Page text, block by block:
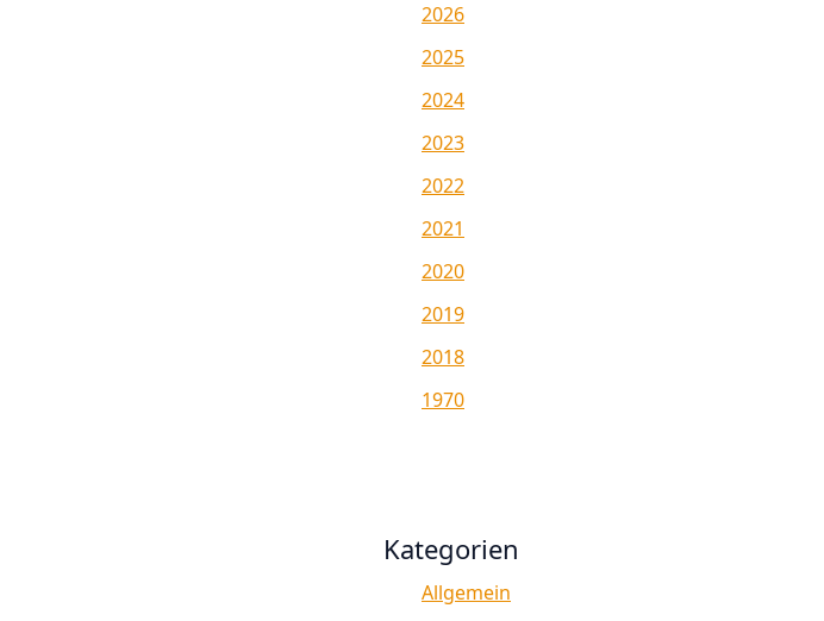
2026
2025
2024
2023
2022
2021
2020
2019
2018
1970
Kategorien
Allgemein